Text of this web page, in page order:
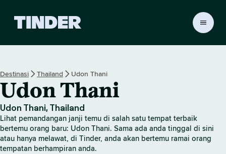
a
n
U
t
a
m
a
T
Destinasi Thailand Udon Thani
Udon Thani
Udon Thani, Thailand
Lihat pemandangan janji temu di salah satu tempat terbaik
bertemu orang baru: Udon Thani. Sama ada anda tinggal di sini
atau hanya melawat, di Tinder, anda akan bertemu ramai orang
tempatan berhampiran anda.